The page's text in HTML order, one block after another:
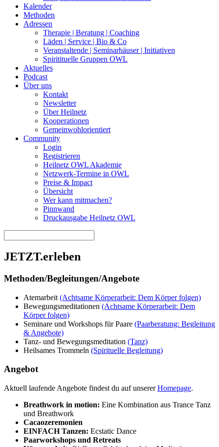
Kalender
Methoden
Adressen
Therapie | Beratung | Coaching
Läden | Service | Bio & Co
Veranstaltende | Seminarhäuser | Initiativen
Spiritituelle Gruppen OWL
Aktuelles
Podcast
Über uns
Kontakt
Newsletter
Über Heilnetz
Kooperationen
Gemeinwohlorientiert
Community
Login
Registrieren
Heilnetz OWL Akademie
Netzwerk-Termine in OWL
Preise & Impact
Übersicht
Wer kann mitmachen?
Pinnwand
Druckausgabe Heilnetz OWL
JETZT.erleben
Methoden/Begleitungen/Angebote
Atemarbeit (Achtsame Körperarbeit: Dem Körper folgen)
Bewegungsmeditationen (Achtsame Körperarbeit: Dem
Körper folgen)
Seminare und Workshops für Paare (Paarberatung: Begleitung
& Angebote)
Tanz- und Bewegungsmeditation (Tanz)
Heilsames Trommeln (Spirituelle Begleitung)
Angebot
Aktuell laufende Angebote findest du auf unsererHomepage.
Breathwork in motion: Eine Kombination aus Trance Tanz
und Breathwork
Cacaozeremonien
EINFACH Tanzen: Ecstatic Dance
Paarworkshops und Retreats